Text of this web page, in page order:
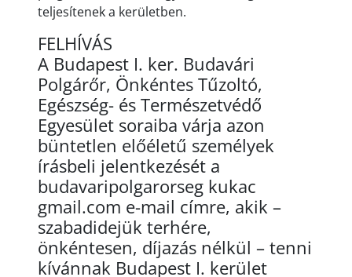
teljesítenek a kerületben.
FELHÍVÁS
A Budapest I. ker. Budavári
Polgárőr, Önkéntes Tűzoltó,
Egészség- és Természetvédő
Egyesület soraiba várja azon
büntetlen előéletű személyek
írásbeli jelentkezését a
budavaripolgarorseg kukac
gmail.com e-mail címre, akik –
szabadidejük terhére,
önkéntesen, díjazás nélkül – tenni
kívánnak Budapest I. kerület